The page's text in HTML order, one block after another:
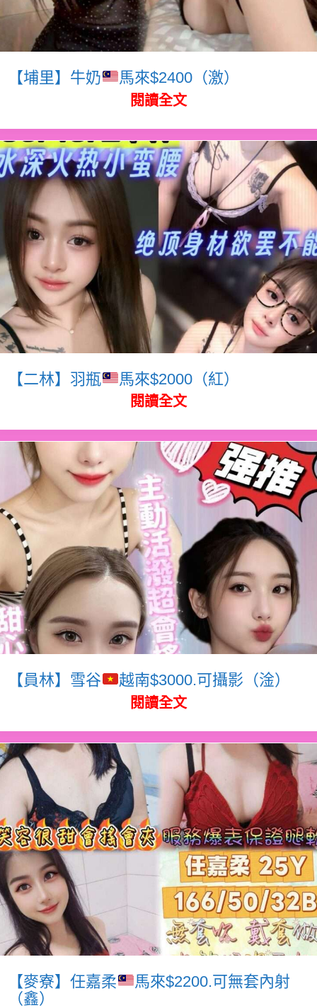
【埔里】牛奶 馬來$2400（激）
閱讀全文
【二林】羽瓶 馬來$2000（紅）
閱讀全文
【員林】雪谷 越南$3000.可攝影（淦）
閱讀全文
【麥寮】任嘉柔
馬來$2200.可無套內射
（鑫）